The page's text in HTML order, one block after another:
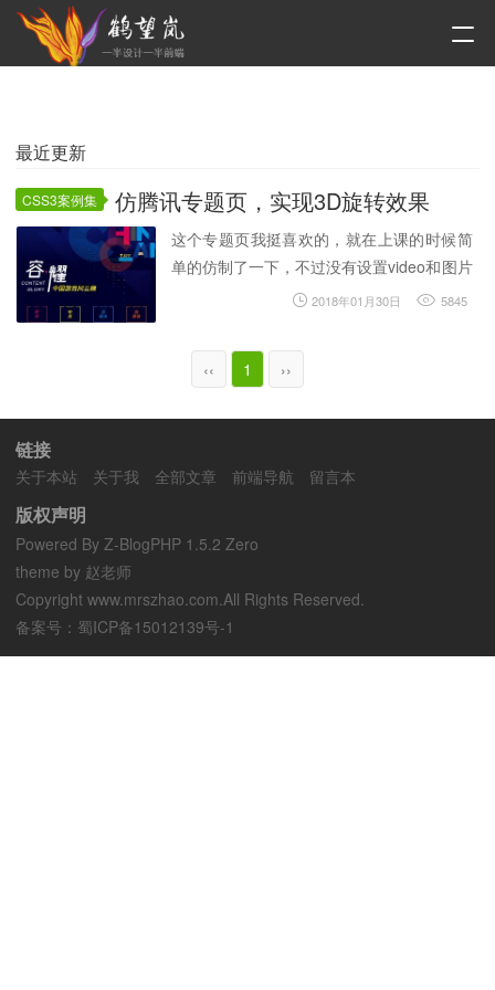
最近更新
CSS3案例集 仿腾讯专题页，实现3D旋转效果
这个专题页我挺喜欢的，就在上课的时候简
单的仿制了一下，不过没有设置video和图片
的切换，直接用了图片，算是阉割版了。下
括进去了，原始版本是只有边框旋转，图片
2018年01月30日 5845
‹‹ 1 ››
链接
关于本站 关于我 全部文章 前端导航 留言本
版权声明
Powered By Z-BlogPHP 1.5.2 Zero
theme by 赵老师
Copyright www.mrszhao.com.All Rights Reserved.
备案号： 蜀ICP备15012139号-1